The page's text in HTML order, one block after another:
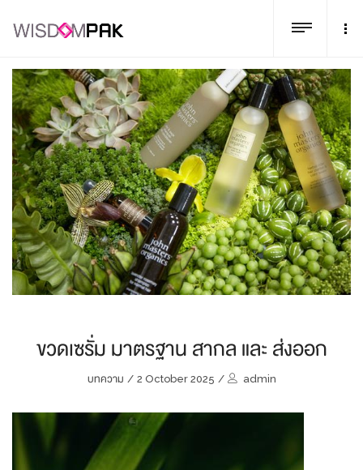
ขวดเซรั่ม มาตรฐาน สากล และ ส่งออก
บทความ / 2 October 2025 / admin